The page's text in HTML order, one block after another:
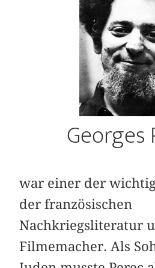
Georges
war einer der
der französischen
Nachkriegsliteratur
Filmemacher. Als